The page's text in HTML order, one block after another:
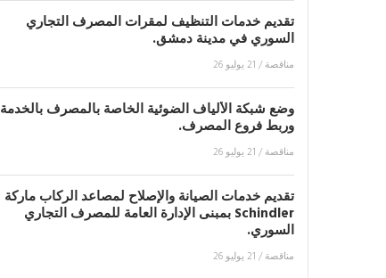
تقديم خدمات التنظيف لمقرات المصرف التجاري
السوري في مدينة دمشق.
مناقصة/ 21 يوليو 26
وضع شبكة الألياف الضوئية الخاصة بالمصرف بالخدمة
وربط فروع المصرف.
مناقصة/ 21 يوليو 26
تقديم خدمات الصيانة والإصلاح لمصاعد الركاب ماركة
Schindler بمبنى الإدارة العامة للمصرف التجاري
السوري.
مناقصة/ 21 يوليو 26